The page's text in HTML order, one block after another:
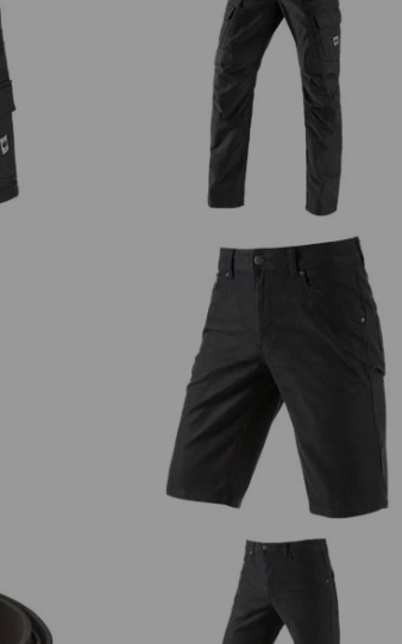
Pracovné cargo nohavice
5-vreckové šortky e.s.vintage